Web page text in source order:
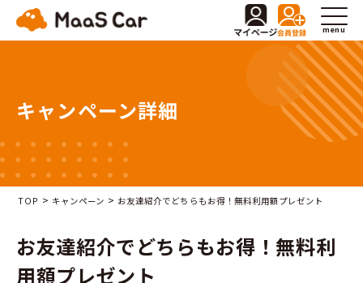
menu
キャンペーン詳細
TOP > キャンペーン > お友達紹介でどちらもお得！無料利用額プレゼント
お友達紹介でどちらもお得！無料利
用額プレゼント